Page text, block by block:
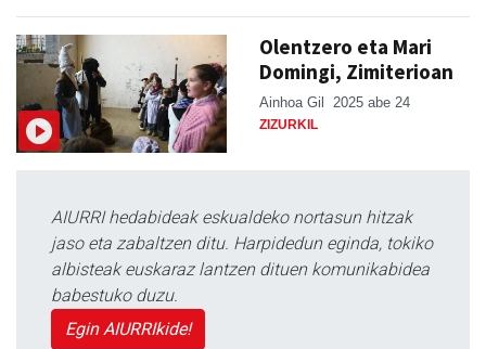
Olentzero eta Mari
Domingi, Zimiterioan
Ainhoa Gil 2025 abe 24
ZIZURKIL
AIURRI hedabideak eskualdeko nortasun hitzak
jaso eta zabaltzen ditu. Harpidedun eginda, tokiko
albisteak euskaraz lantzen dituen komunikabidea
babestuko duzu.
Egin AIURRIkide!